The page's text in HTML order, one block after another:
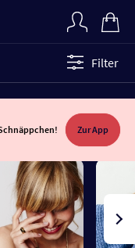
Filter
Zur App